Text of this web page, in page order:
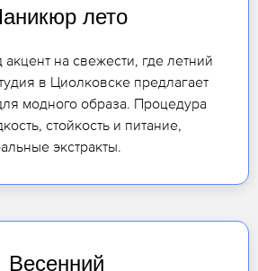
лето
на свежести, где летний
в Циолковске предлагает
модного образа. Процедура
стойкость и питание,
экстракты.
Весенний